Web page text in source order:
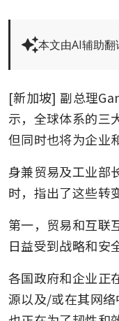
本文由AI辅助翻
[新加坡] 副总理
示，全球体系的三
但同时也将为企业
身兼贸易及工业部
时，指出了这些转变
第一，贸易和互联
日益受到战略和安
各国政府和企业正
源以及/或在其网